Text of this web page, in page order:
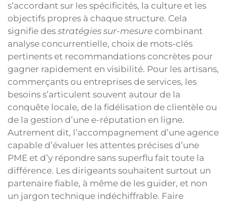
s’accordant sur les spécificités, la culture et les
objectifs propres à chaque structure. Cela
signifie des stratégies sur-mesure combinant
analyse concurrentielle, choix de mots-clés
pertinents et recommandations concrètes pour
gagner rapidement en visibilité. Pour les artisans,
commerçants ou entreprises de services, les
besoins s’articulent souvent autour de la
conquête locale, de la fidélisation de clientèle ou
de la gestion d’une e-réputation en ligne.
Autrement dit, l’accompagnement d’une agence
capable d’évaluer les attentes précises d’une
PME et d’y répondre sans superflu fait toute la
différence. Les dirigeants souhaitent surtout un
partenaire fiable, à même de les guider, et non
un jargon technique indéchiffrable. Faire